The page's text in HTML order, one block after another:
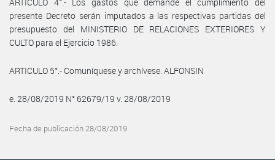
presente Decreto serán imputados a las respectivas partidas del
presupuesto del MINISTERIO DE RELACIONES EXTERIORES Y
CULTO para el Ejercicio 1986.
ARTICULO 5°.- Comuníquese y archívese. ALFONSIN
e. 28/08/2019 N° 62679/19 v. 28/08/2019
Fecha de publicación 28/08/2019